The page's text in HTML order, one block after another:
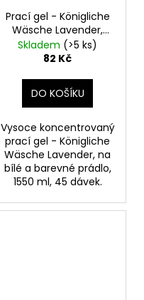
Prací gel - Königliche
Wäsche Lavender,
1550 ml, 45 dávek, na
bílé a barevné prádlo
Skladem (>5 ks)
82 Kč
DO KOŠÍKU
Vysoce koncentrovaný
prací gel - Königliche
Wäsche Lavender, na
bílé a barevné prádlo,
1550 ml, 45 dávek.